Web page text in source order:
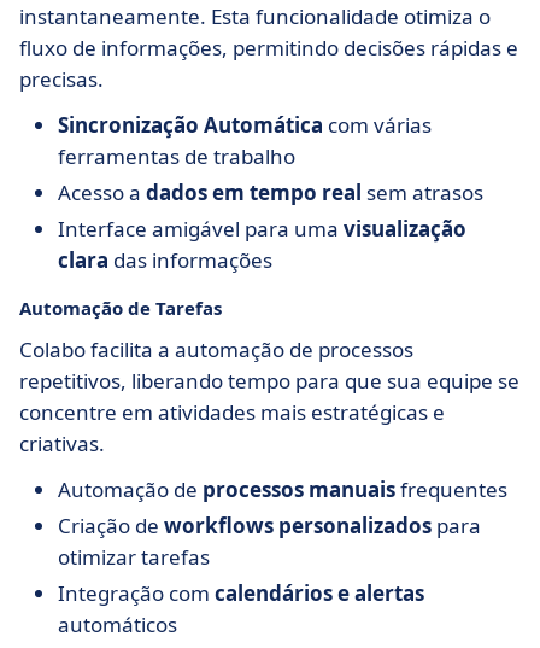
instantaneamente. Esta funcionalidade otimiza o
fluxo de informações, permitindo decisões rápidas e
precisas.
Sincronização Automática com várias
ferramentas de trabalho
Acesso a dados em tempo real sem atrasos
Interface amigável para uma visualização
clara das informações
Automação de Tarefas
Colabo facilita a automação de processos
repetitivos, liberando tempo para que sua equipe se
concentre em atividades mais estratégicas e
criativas.
Automação de processos manuaisfrequentes
Criação de workflows personalizados para
otimizar tarefas
Integração com calendários e alertas
automáticos